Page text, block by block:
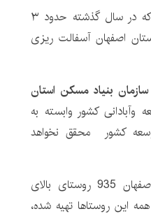
وی افزود: جالب توجه است که در سال گذشته حدود ۳
اصفهان آسفالت ریزی
بنیاد مسکن استان
کشور وابسته به
کشور محقق نخواهد
وی با بیان اینکه در استان اصفهان 935 روستای بالای
این روستاها تهیه شده،